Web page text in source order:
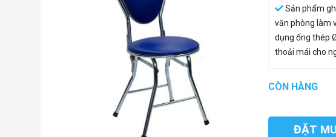
Sản phẩm
văn phòng làm
dụng ống thép
thoải mái cho
CÒN HÀNG
ĐẶT